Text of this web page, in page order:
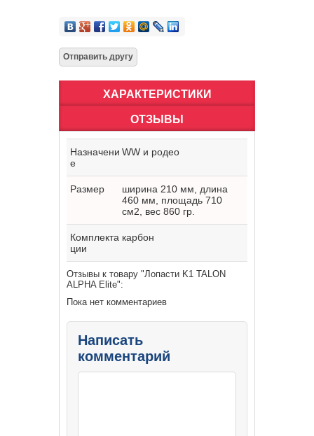
ХАРАКТЕРИСТИКИ
ОТЗЫВЫ
Назначени
е
WW и родео
Размер
ширина 210 мм, длина
460 мм, площадь 710
см2, вес 860 гр.
Комплекта
ции
карбон
Отзывы к товару "Лопасти K1 TALON
ALPHA Elite":
Пока нет комментариев
Написать
комментарий